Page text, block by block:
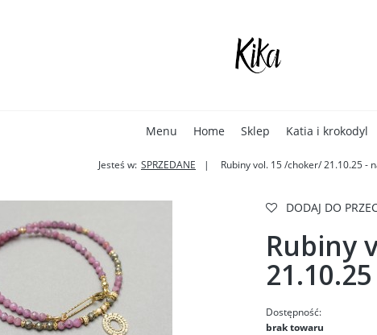
Menu Home Sklep Katia i krokodyl
Jesteś w: SPRZEDANE Rubiny vol. 15 /choker/ 21.10.25 -
DODAJ DO
Rubiny
Dostępność:
brak towaru